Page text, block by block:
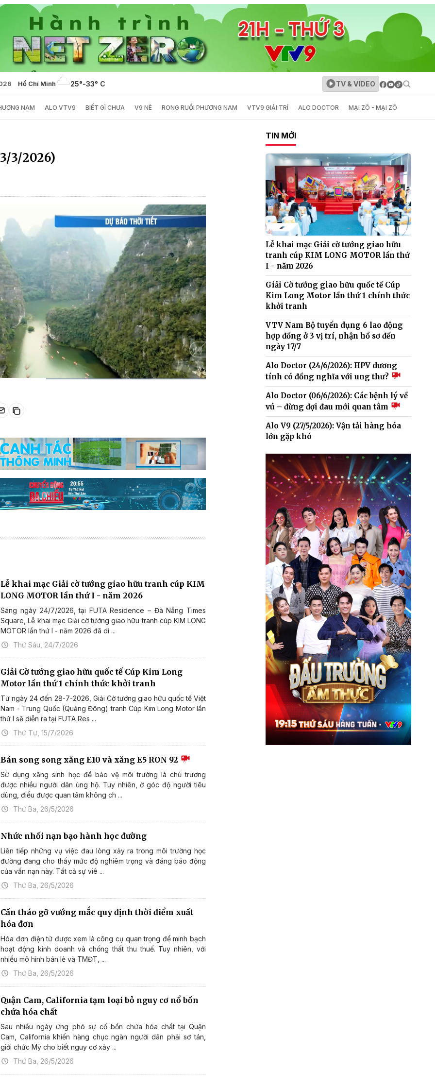
Hồ Chí Minh 25°-33° C TV & VIDEO
NAM ALO VTV9 BIẾT GÌ CHƯA V9 NÈ RONG RUỔI PHƯƠNG NAM VTV9 GIẢI TRÍ ALO DOCTOR MẠI ZÔ - MẠI ZÔ
3/2026)
Lễ khai mạc Giải cờ tướng giao hữu tranh cúp KIM
LONG MOTOR lần thứ I - năm 2026
Sáng ngày 24/7/2026, tại FUTA Residence – Đà Nẵng Times
Square, Lễ khai mạc Giải cờ tướng giao hữu tranh cúp KIM LONG
MOTOR lần thứ I - năm 2026 đã di ...
Thứ Sáu, 24/7/2026
Giải Cờ tướng giao hữu quốc tế Cúp Kim Long
Motor lần thứ 1 chính thức khởi tranh
Từ ngày 24 đến 28-7-2026, Giải Cờ tướng giao hữu quốc tế Việt
Nam - Trung Quốc (Quảng Đông) tranh Cúp Kim Long Motor lần
thứ I sẽ diễn ra tại FUTA Res ...
Thứ Tư, 15/7/2026
Bán song song xăng E10 và xăng E5 RON 92
Sử dụng xăng sinh học để bảo vệ môi trường là chủ trương
được nhiều người dân ủng hộ. Tuy nhiên, ở góc độ người tiêu
dùng, điều được quan tâm không ch ...
Thứ Ba, 26/5/2026
Nhức nhối nạn bạo hành học đường
Liên tiếp những vụ việc đau lòng xảy ra trong môi trường học
đường đang cho thấy mức độ nghiêm trọng và đáng báo động
của vấn nạn này. Tất cả sự viê ...
Thứ Ba, 26/5/2026
Cần tháo gỡ vướng mắc quy định thời điểm xuất
hóa đơn
Hóa đơn điện tử được xem là công cụ quan trọng để minh bạch
hoạt động kinh doanh và chống thất thu thuế. Tuy nhiên, với
nhiều mô hình bán lẻ và TMĐT, ...
Thứ Ba, 26/5/2026
Quận Cam, California tạm loại bỏ nguy cơ nổ bồn
chứa hóa chất
Sau nhiều ngày ứng phó sự cố bồn chứa hóa chất tại Quận
Cam, California khiến hàng chục ngàn người dân phải sơ tán,
giới chức Mỹ cho biết nguy cơ xảy ...
Thứ Ba, 26/5/2026
TIN MỚI
Lễ khai mạc Giải cờ tướng giao hữu
tranh cúp KIM LONG MOTOR lần thứ
I - năm 2026
Giải Cờ tướng giao hữu quốc tế Cúp
Kim Long Motor lần thứ 1 chính thức
khởi tranh
VTV Nam Bộ tuyển dụng 6 lao động
hợp đồng ở 3 vị trí, nhận hồ sơ đến
ngày 17/7
Alo Doctor (24/6/2026): HPV dương
tính có đồng nghĩa với ung thư?
Alo Doctor (06/6/2026): Các bệnh lý về
vú – đừng đợi đau mới quan tâm
Alo V9 (27/5/2026): Vận tải hàng hóa
lớn gặp khó